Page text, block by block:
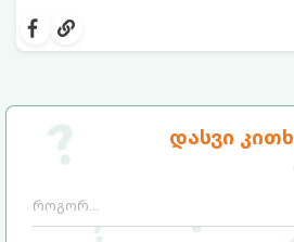
დასვი
შემოქმედებითი და
ხელთ: ინტერნეტი,
თანაბრად